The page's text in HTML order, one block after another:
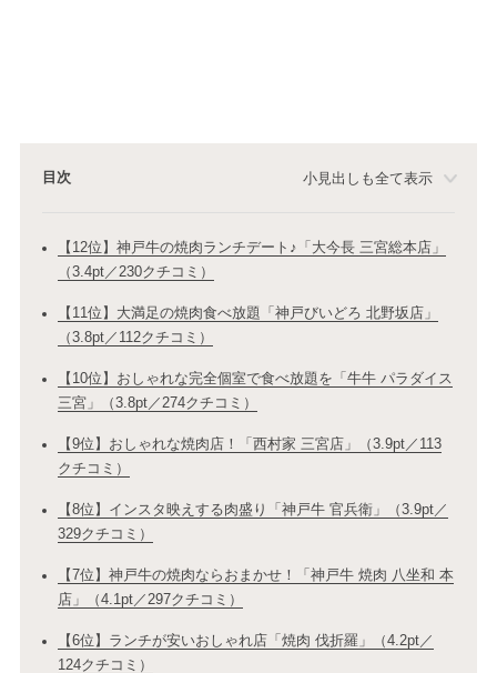
目次 小見出しも全て表示
【12位】神戸牛の焼肉ランチデート♪「大今長 三宮総本店」
（3.4pt／230クチコミ）
【11位】大満足の焼肉食べ放題「神戸びいどろ 北野坂店」
（3.8pt／112クチコミ）
【10位】おしゃれな完全個室で食べ放題を「牛牛 パラダイス
三宮」（3.8pt／274クチコミ）
【9位】おしゃれな焼肉店！「西村家 三宮店」（3.9pt／113
クチコミ）
【8位】インスタ映えする肉盛り「神戸牛 官兵衛」（3.9pt／
329クチコミ）
【7位】神戸牛の焼肉ならおまかせ！「神戸牛 焼肉 八坐和 本
店」（4.1pt／297クチコミ）
【6位】ランチが安いおしゃれ店「焼肉 伐折羅」（4.2pt／
124クチコミ）